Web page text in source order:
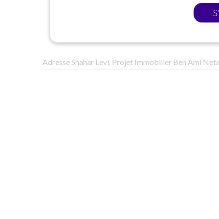
Adresse Shahar Levi. Projet Immobilier Ben Ami